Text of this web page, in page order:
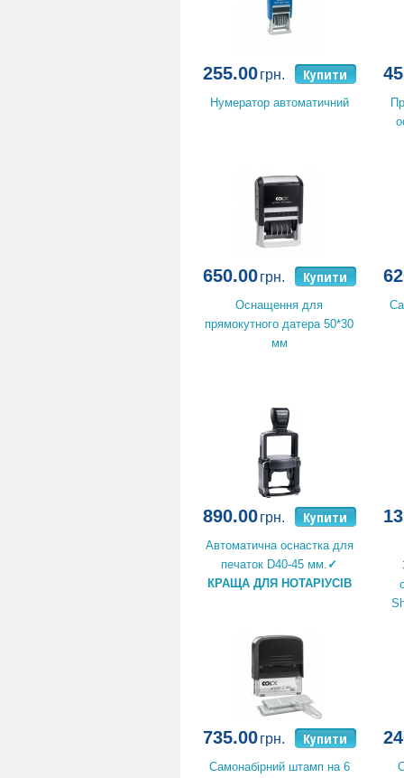
255.00грн. Купити
Нумератор автоматичний
650.00грн. Купити
Оснащення для
прямокутного датера 50*30
мм
890.00грн. Купити
Автоматична оснастка для
печаток D40-45 мм. ✓
КРАЩА ДЛЯ НОТАРІУСІВ
735.00грн. Купити
Самонабірний штамп на 6